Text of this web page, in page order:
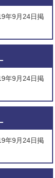
年9月24日掲
年9月24日掲
年9月24日掲